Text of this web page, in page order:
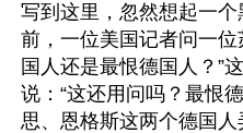
写到这里，忽然想起一
前，一位美国记者问一
国人还是最恨德国人？”
说：“这还用问吗？最恨
思、恩格斯这两个德国